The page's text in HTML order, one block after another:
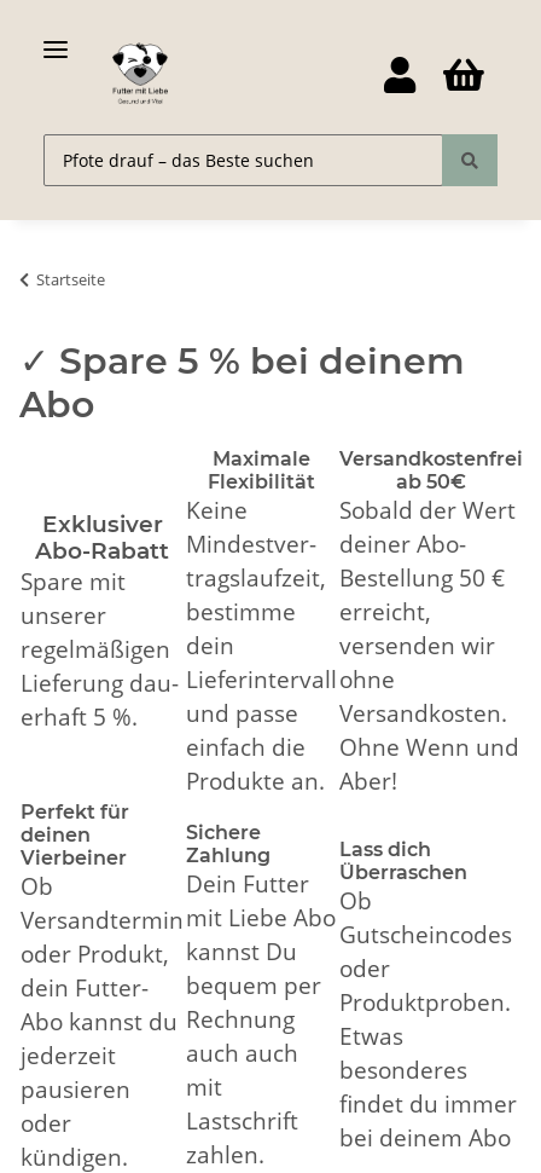
Startseite
✓ Spare 5 % bei deinem
Abo
Exklusiver
Abo-Rabatt
Spare mit
unserer
regelmäßigen
Lieferung dau­
er­haft 5 %.
Maximale
Flexibilität
Keine
Mindest­ver­
trags­lauf­zeit,
bestimme
dein
Lieferintervall
und passe
einfach die
Produkte an.
Versandkostenfrei
ab 50€
Sobald der Wert
deiner Abo-
Bestellung 50 €
erreicht,
versenden wir
ohne
Versandkosten.
Ohne Wenn und
Aber!
Perfekt für
deinen
Vierbeiner
Ob
Versandtermin
oder Produkt,
dein Fut­ter-
Abo kannst du
je­der­zeit
pausieren
oder
kündigen.
Sichere
Zahlung
Dein Futter
mit Liebe Abo
kannst Du
bequem per
Rech­nung
auch auch
mit
Lastschrift
zahlen.
Lass dich
Überraschen
Ob
Gutscheincodes
oder
Produktproben.
Etwas
besonderes
findet du immer
bei deinem Abo